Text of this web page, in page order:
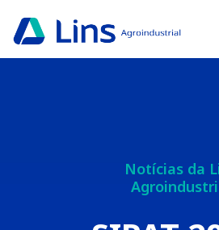
Notícias da